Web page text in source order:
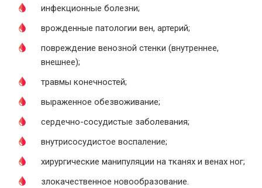
инфекционные болезни;
врожденные патологии вен, артерий;
повреждение венозной стенки (внутреннее,
внешнее);
травмы конечностей;
выраженное обезвоживание;
сердечно-сосудистые заболевания;
внутрисосудистое воспаление;
хирургические манипуляции на тканях и венах ног;
злокачественное новообразование.